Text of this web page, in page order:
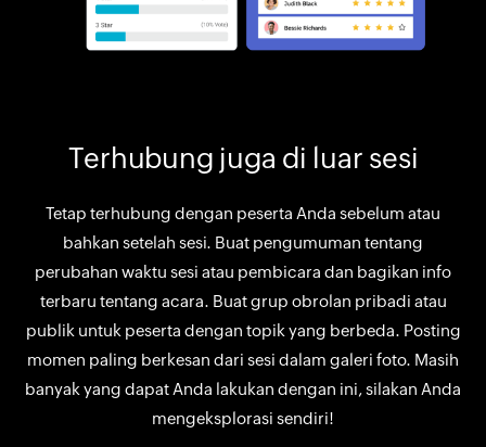
Terhubung juga di luar sesi
Tetap terhubung dengan peserta Anda sebelum atau
bahkan setelah sesi. Buat pengumuman tentang
perubahan waktu sesi atau pembicara dan bagikan info
terbaru tentang acara. Buat grup obrolan pribadi atau
publik untuk peserta dengan topik yang berbeda. Posting
momen paling berkesan dari sesi dalam galeri foto. Masih
banyak yang dapat Anda lakukan dengan ini, silakan Anda
mengeksplorasi sendiri!